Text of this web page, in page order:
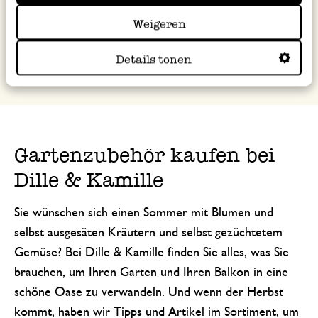
Weigeren
Details tonen
4
Gartenzubehör kaufen bei
Dille & Kamille
Sie wünschen sich einen Sommer mit Blumen und
selbst ausgesäten Kräutern und selbst gezüchtetem
Gemüse? Bei Dille & Kamille finden Sie alles, was Sie
brauchen, um Ihren Garten und Ihren Balkon in eine
schöne Oase zu verwandeln. Und wenn der Herbst
kommt, haben wir Tipps und Artikel im Sortiment, um